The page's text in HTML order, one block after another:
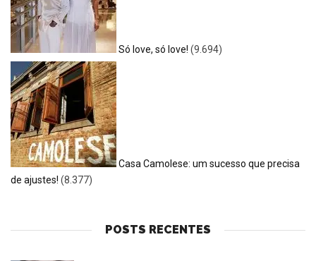
Só love, só love! (9.694)
Casa Camolese: um sucesso que precisa
de ajustes! (8.377)
POSTS RECENTES